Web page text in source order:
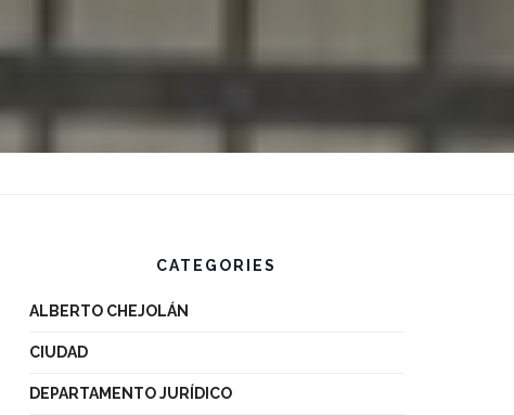
CATEGORIES
ALBERTO CHEJOLÁN
CIUDAD
DEPARTAMENTO JURÍDICO